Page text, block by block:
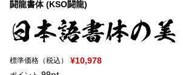
闘龍書体 (KSO闘龍)
標準価格（税込） ¥10,978